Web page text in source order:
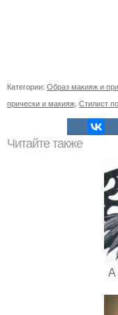
Категории: Образ макияж и
прически и макияж Стилист
Читайте также
А